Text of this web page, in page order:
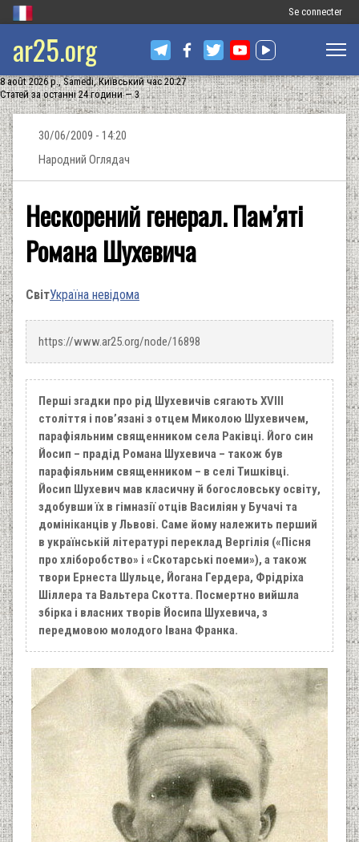
Меню
користувача
Se connecter
ar25.org
8 août 2026 р., Samedi, Київський час 20:27
Статей за останні 24 години — 3
30/06/2009 - 14:20
Народний Оглядач
Нескорений генерал. Пам’яті
Романа Шухевича
СвітУкраїна невідома
https://www.ar25.org/node/16898
Перші згадки про рід Шухевичів сягають XVIII
століття і пов’язані з отцем Миколою Шухевичем,
парафіяльним священником села Раківці. Його син
Йосип – прадід Романа Шухевича – також був
парафіяльним священником – в селі Тишківці.
Йосип Шухевич мав класичну й богословську освіту,
здобувши їх в гімназії отців Василіян у Бучачі та
домініканців у Львові. Саме йому належить перший
в українській літературі переклад Вергілія («Пісня
про хліборобство» і «Скотарські поеми»), а також
твори Ернеста Шульце, Йогана Гердера, Фрідріха
Шіллера та Вальтера Скотта. Посмертно вийшла
збірка і власних творів Йосипа Шухевича, з
передмовою молодого Івана Франка.